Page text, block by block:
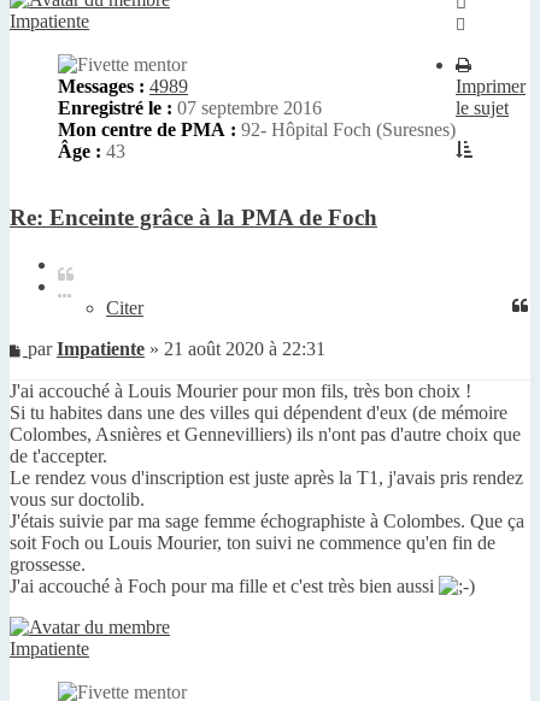
Impatiente
Messages : 4989
Enregistré le : 07 septembre 2016
Mon centre de PMA : 92- Hôpital Foch (Suresnes)
Âge : 43
Re: Enceinte grâce à la PMA de Foch
Citer
Message
lu
parImpatiente » 21 août 2020 à 22:31
J'ai accouché à Louis Mourier pour mon fils, très bon choix !
Si tu habites dans une des villes qui dépendent d'eux (de mémoire
Colombes, Asnières et Gennevilliers) ils n'ont pas d'autre choix que
de t'accepter.
Le rendez vous d'inscription est juste après la T1, j'avais pris rendez
vous sur doctolib.
J'étais suivie par ma sage femme échographiste à Colombes. Que ça
soit Foch ou Louis Mourier, ton suivi ne commence qu'en fin de
grossesse.
J'ai accouché à Foch pour ma fille et c'est très bien aussi
Impatiente
Imprimer
le sujet